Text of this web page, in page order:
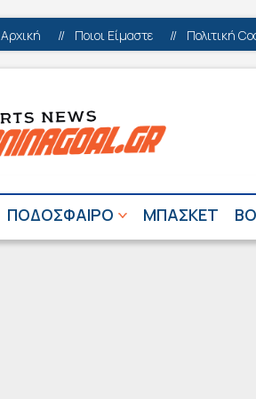
Αρχική // Ποιοι Είμαστε // Πολιτική
ΠΟΔΟΣΦΑΙΡΟ ΜΠΑΣΚΕΤ